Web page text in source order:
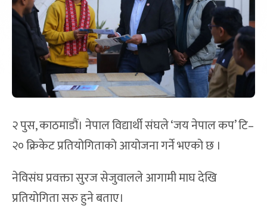
२ पुस, काठमाडौं। नेपाल विद्यार्थी संघले ‘जय नेपाल कप’ टि–
२० क्रिकेट प्रतियोगिताको आयोजना गर्ने भएको छ ।
नेविसंघ प्रवक्ता सुरज सेजुवालले आगामी माघ देखि
प्रतियोगिता सरु हुने बताए।